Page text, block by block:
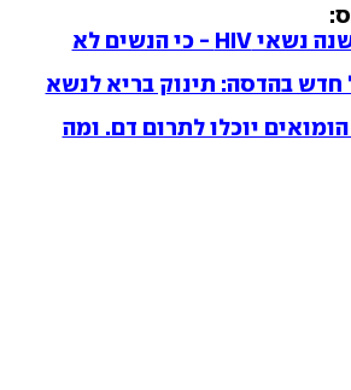
5 תינוקות בשנה נשאי HIV - כי הנשים לא
חדש בהדסה: תינוק בריא לנשא
יוכלו לתרום דם. ומה